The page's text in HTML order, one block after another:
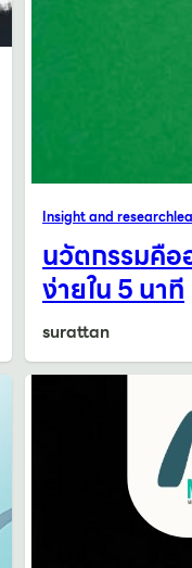
Insight and research
นวัตกรรมคืออ
ง่ายใน 5 นาที
surattan